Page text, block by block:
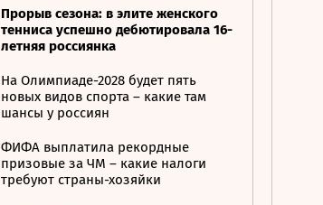
Прорыв сезона: в элите женского
тенниса успешно дебютировала 16-
летняя россиянка
На Олимпиаде-2028 будет пять
новых видов спорта – какие там
шансы у россиян
ФИФА выплатила рекордные
призовые за ЧМ – какие налоги
требуют страны-хозяйки